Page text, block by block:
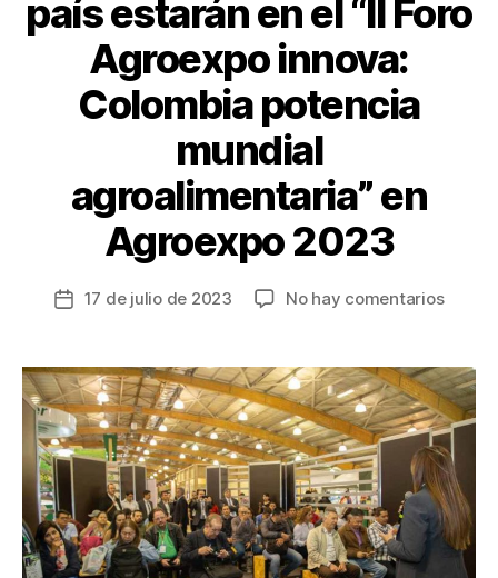
país estarán en el “II Foro
Agroexpo innova:
Colombia potencia
mundial
agroalimentaria” en
Agroexpo 2023
Fecha
entrada
17 de julio de 2023 No hay comentariosen
del
país
en
el
“II
Foro